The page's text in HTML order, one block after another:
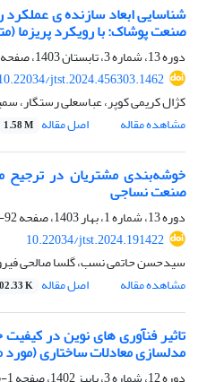
شناسایی ابعاد سازنده ی عملکرد
صنعت پوشاک: با رویکرد پریزما
دوره 13، شماره 3، تابستان 1403، صفحه
jtst.2024.456303.1462
کژال کریمی کوپر، عباسعلی رستگار،
مشاهده مقاله
اصل مقاله 1.58 M
خوشه‌بندی مشتریان در ترجیح
صنعت نساجی
دوره 13، شماره 1، بهار 1403، صفحه
92-108
10.22034/jtst.2024.191422
سیدحسن حاتمی نسب، گلسا صالحی
مشاهده مقاله
اصل مقاله K
تاثیر فنآوری های نوین در
مدلسازی معادلات ساختاری